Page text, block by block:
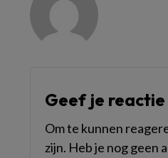
Geef je reactie
Om te kunnen
zijn. Heb je nog geen